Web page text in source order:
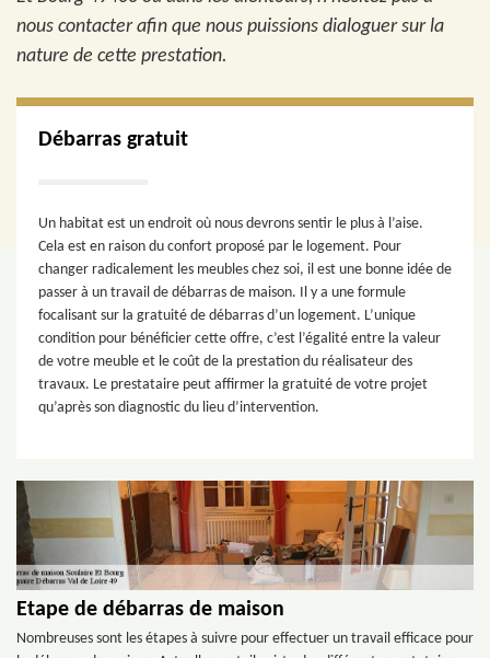
nous contacter afin que nous puissions dialoguer sur la
nature de cette prestation.
Débarras gratuit
Un habitat est un endroit où nous devrons sentir le plus à l’aise.
Cela est en raison du confort proposé par le logement. Pour
changer radicalement les meubles chez soi, il est une bonne idée de
passer à un travail de débarras de maison. Il y a une formule
focalisant sur la gratuité de débarras d’un logement. L’unique
condition pour bénéficier cette offre, c’est l’égalité entre la valeur
de votre meuble et le coût de la prestation du réalisateur des
travaux. Le prestataire peut affirmer la gratuité de votre projet
qu’après son diagnostic du lieu d’intervention.
Etape de débarras de maison
Nombreuses sont les étapes à suivre pour effectuer un travail efficace pour